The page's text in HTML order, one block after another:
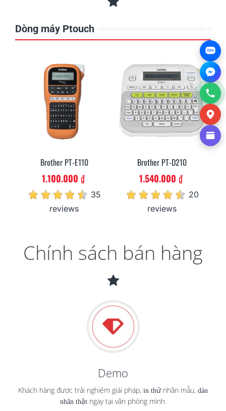
Dòng máy Ptouch
Brother PT-E110
1.100.000 ₫
35
reviews
Brother PT-D210
1.540.000 ₫
20
reviews
Chính sách bán hàng
Demo
Khách hàng được trải nghiệm giái pháp, in thửnhãn mẫu, dán
nhãn thậtngay tại văn phòng mình.
Zalo